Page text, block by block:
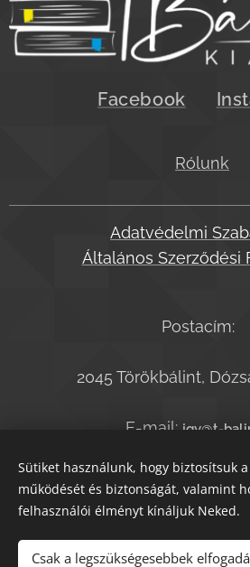
Facebook
Rólunk
Adatvédelmi
Általános Szerződési
Postacím:
2045 Törökbálint,
E-mail: jgy@t-
Telefonszám:+36-
Sütiket használunk, hogy biztosítsuk
működését és biztonságát, valamint
felhasználói élményt kínáljuk Neked.
Csak a legszükségesebbek